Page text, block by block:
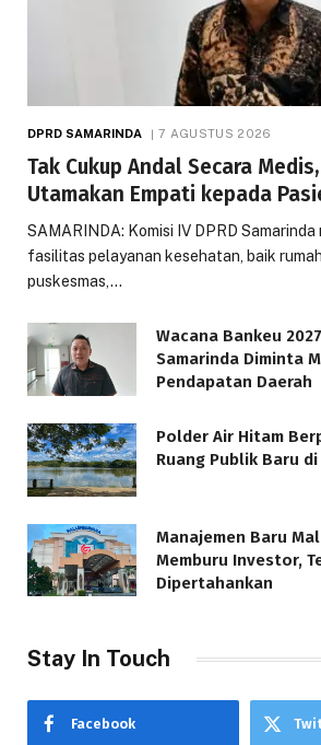
DPRD SAMARINDA 7 AGUSTUS 2026
Tak Cukup Andal Secara
Utamakan Empati kepada
SAMARINDA: Komisi IV DPRD
fasilitas pelayanan kesehatan, baik
puskesmas,…
Wacana Bankeu
Samarinda Diminta
Pendapatan Daerah
Polder Air Hitam
Ruang Publik Baru
Manajemen Baru
Memburu Investor,
Dipertahankan
Stay In Touch
Facebook